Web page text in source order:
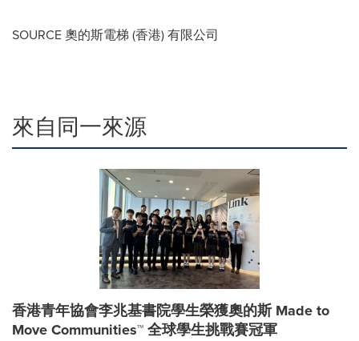
SOURCE 奧的斯電梯 (香港) 有限公司
來自同一來源
香港青年協會李兆基書院學生榮獲奧的斯 Made to
Move Communities™ 全球學生挑戰賽冠軍